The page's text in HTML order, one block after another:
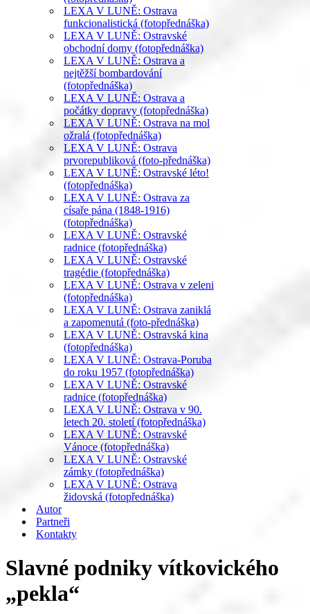
LEXA V LUNĚ: Ostrava
funkcionalistická (fotopřednáška)
LEXA V LUNĚ: Ostravské
obchodní domy (fotopřednáška)
LEXA V LUNĚ: Ostrava a
nejtěžší bombardování
(fotopřednáška)
LEXA V LUNĚ: Ostrava a
počátky dopravy (fotopřednáška)
LEXA V LUNĚ: Ostrava na mol
ožralá (fotopřednáška)
LEXA V LUNĚ: Ostrava
prvorepubliková (foto-přednáška)
LEXA V LUNĚ: Ostravské léto!
(fotopřednáška)
LEXA V LUNĚ: Ostrava za
císaře pána (1848-1916)
(fotopřednáška)
LEXA V LUNĚ: Ostravské
radnice (fotopřednáška)
LEXA V LUNĚ: Ostravské
tragédie (fotopřednáška)
LEXA V LUNĚ: Ostrava v zeleni
(fotopřednáška)
LEXA V LUNĚ: Ostrava zaniklá
a zapomenutá (foto-přednáška)
LEXA V LUNĚ: Ostravská kina
(fotopřednáška)
LEXA V LUNĚ: Ostrava-Poruba
do roku 1957 (fotopřednáška)
LEXA V LUNĚ: Ostravské
radnice (fotopřednáška)
LEXA V LUNĚ: Ostrava v 90.
letech 20. století (fotopřednáška)
LEXA V LUNĚ: Ostravské
Vánoce (fotopřednáška)
LEXA V LUNĚ: Ostravské
zámky (fotopřednáška)
LEXA V LUNĚ: Ostrava
židovská (fotopřednáška)
Autor
Partneři
Kontakty
Slavné podniky vítkovického
„pekla“